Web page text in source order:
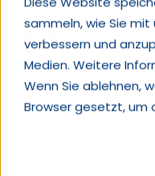
sammeln, wie Sie
verbessern und
Medien. Weitere
Wenn Sie ablehnen,
Browser gesetzt, um